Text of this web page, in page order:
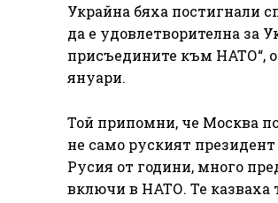
Украйна бяха постигнали
да е удовлетворителна за
присъедините към НАТО“,
януари.
Той припомни, че Москва
не само руският
Русия от години, много
включи в НАТО. Те казваха